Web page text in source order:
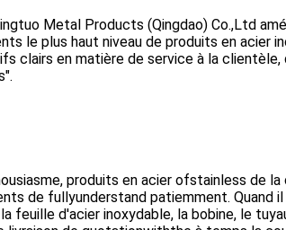
Metal Products (Qingdao) Co.,Ltd
le plus haut niveau de produits en acier
clairs en matière de service à la
produits en acier ofstainless de
de fullyunderstand patiemment. Quand
d'acier inoxydable, la bobine, le